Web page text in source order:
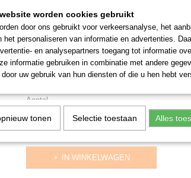
Somfy Altus RTS
motornok, 5 mtr
€ 285,66 (inclusief btw 21%)
Aantal
IN WINKELWAGEN
worden cookies gebruikt
door ons gebruikt voor verkeersanalyse, het
het personaliseren van informatie en advertenties.
en analysepartners toegang tot informatie
informatie gebruiken in combinatie met andere
uw gebruik van hun diensten of die u hen hebt
tonen Selectie toestaan Alles